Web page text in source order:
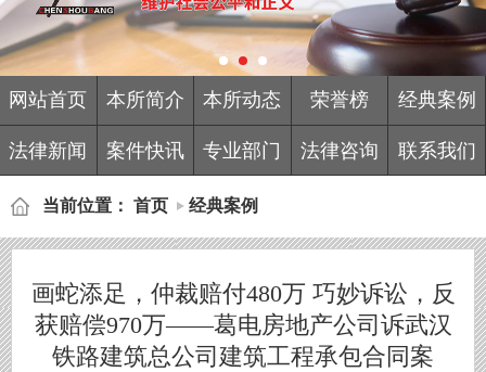
网站首页 本所简介 本所动态 荣誉榜 经典案例
法律新闻 案件快讯 专业部门 法律咨询 联系我们
当前位置：首页 经典案例
画蛇添足，仲裁赔付480万 巧妙诉讼，反
获赔偿970万——葛电房地产公司诉武汉
铁路建筑总公司建筑工程承包合同案